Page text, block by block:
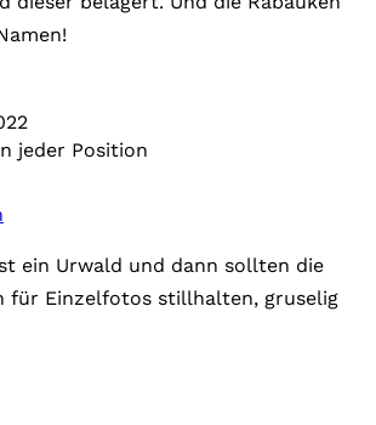
jeder Position
ein Urwald und dann sollten die
für Einzelfotos stillhalten, gruselig